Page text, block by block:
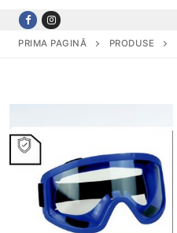
PRIMA PAGINĂ PRODUSE